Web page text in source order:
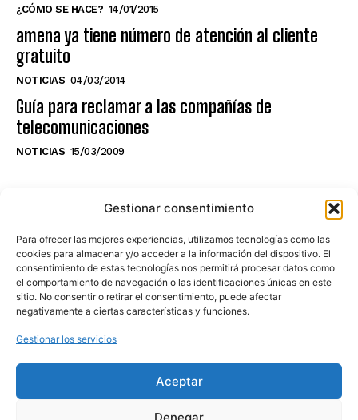
Gestionar consentimiento
Para ofrecer las mejores experiencias, utilizamos tecnologías como las
cookies para almacenar y/o acceder a la información del dispositivo. El
consentimiento de estas tecnologías nos permitirá procesar datos como
el comportamiento de navegación o las identificaciones únicas en este
sitio. No consentir o retirar el consentimiento, puede afectar
negativamente a ciertas características y funciones.
Gestionar los servicios
Aceptar
Denegar
¿CÓMO SE HACE? 14/01/2015
amena ya tiene número de atención al cliente
gratuito
NOTICIAS 04/03/2014
Guía para reclamar a las compañías de
telecomunicaciones
NOTICIAS 15/03/2009
NO TE PIERDAS LO ÚLTIMO DEL CANAL
Haz clic en «Estoy de acuerdo» para
activar Youtube
POLÍTICA DE COOKIES